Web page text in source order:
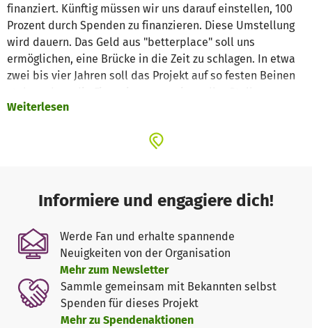
finanziert. Künftig müssen wir uns darauf einstellen, 100
Prozent durch Spenden zu finanzieren. Diese Umstellung
wird dauern. Das Geld aus "betterplace" soll uns
ermöglichen, eine Brücke in die Zeit zu schlagen. In etwa
zwei bis vier Jahren soll das Projekt auf so festen Beinen
langfristig gesichert ist. Dafür gründen wir eine
sich schon ansprechen lassen. Wir lassen uns unsere tolle
Weiterlesen
Informiere und engagiere dich!
Werde Fan und erhalte spannende
Neuigkeiten von der Organisation
Mehr zum Newsletter
Sammle gemeinsam mit Bekannten selbst
Spenden für dieses Projekt
Mehr zu Spendenaktionen